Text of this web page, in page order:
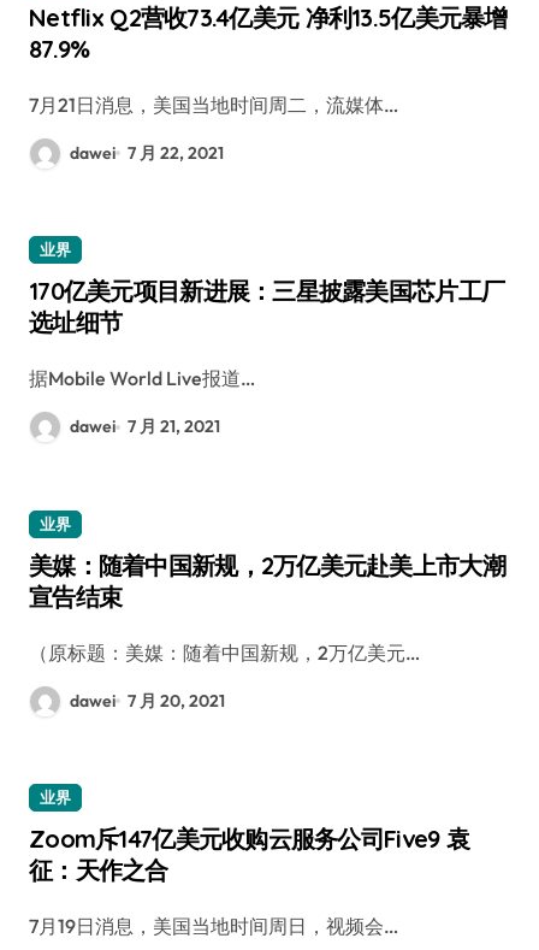
Netflix Q2营收73.4亿美元 净利13.5亿美元暴增
87.9%
7月21日消息，美国当地时间周二，流媒体…
dawei 7 月 22, 2021
业界
170亿美元项目新进展：三星披露美国芯片工厂
选址细节
据Mobile World Live报道…
dawei 7 月 21, 2021
业界
美媒：随着中国新规，2万亿美元赴美上市大潮
宣告结束
（原标题：美媒：随着中国新规，2万亿美元…
dawei 7 月 20, 2021
业界
Zoom斥147亿美元收购云服务公司Five9 袁
征：天作之合
7月19日消息，美国当地时间周日，视频会…